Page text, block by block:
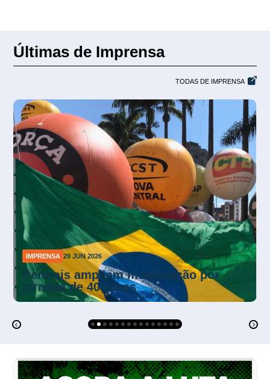
Últimas de Imprensa
TODAS DE IMPRENSA
IMPRENSA 26 JUN 2026
Mendonça suspende multas da NR-1
sobre riscos psicossociais